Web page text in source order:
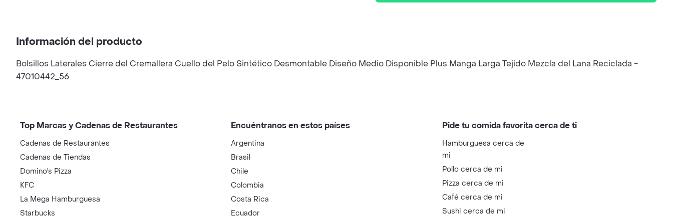
Información del producto
Bolsillos Laterales Cierre del Cremallera Cuello del Pelo Sintético Desmontable Diseño Medio Disponible Plus Manga Larga Tejido Mezcla del Lana Reciclada -
47010442_56.
Top Marcas y Cadenas de Restaurantes
Cadenas de Restaurantes
Cadenas de Tiendas
Domino's Pizza
KFC
La Mega Hamburguesa
Starbucks
Encuéntranos en estos países
Argentina
Brasil
Chile
Colombia
Costa Rica
Ecuador
Pide tu comida favorita cerca de ti
Hamburguesa cerca de
mi
Pollo cerca de mi
Pizza cerca de mi
Café cerca de mi
Sushi cerca de mi